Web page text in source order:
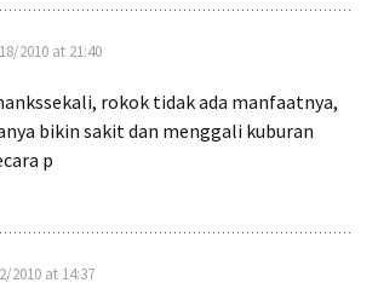
2010 at 21:40
rokok tidak ada manfaatnya,
bikin sakit dan menggali kuburan
p
2010 at 14:37